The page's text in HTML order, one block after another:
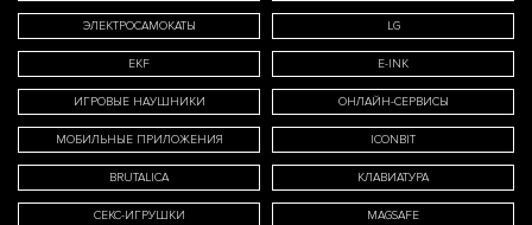
ЭЛЕКТРОСАМОКАТЫ LG
EKF E-INK
ИГРОВЫЕ НАУШНИКИ ОНЛАЙН-СЕРВИСЫ
МОБИЛЬНЫЕ ПРИЛОЖЕНИЯ ICONBIT
BRUTALICA КЛАВИАТУРА
СЕКС-ИГРУШКИ MAGSAFE